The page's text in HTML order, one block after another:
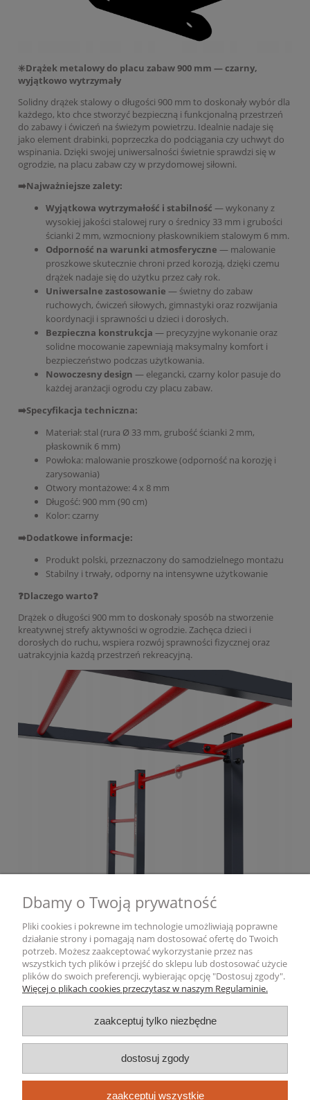
✳️Drążek metalowy do placu zabaw 900 mm — czarny,
wyjątkowo wytrzymały
Solidny drążek stalowy o długości 900 mm to doskonały wybór dla
każdego, kto chce stworzyć bezpieczną i funkcjonalną przestrzeń
do zabawy i ćwiczeń na świeżym powietrzu. Idealnie nadaje się
jako element drabinki, poprzeczka do podciągania czy uchwyt do
wspinania. Dzięki swojej uniwersalności świetnie sprawdzi się w
ogrodzie, na placu zabaw czy w przydomowej siłowni.
➡️Najważniejsze zalety:
Wyjątkowa wytrzymałość i stabilność — wykonany z
wysokiej jakości stalowej rury o średnicy 33 mm i grubości
ścianki 2 mm, wzmocniony płaskownikiem stalowym 6 mm.
Odporność na warunki atmosferyczne — malowanie
proszkowe skutecznie chroni przed korozją, dzięki czemu
drążek nadaje się do użytku przez cały rok.
Uniwersalne zastosowanie — świetny do zabaw
ruchowych, ćwiczeń siłowych, gimnastyki oraz rozwijania
koordynacji i sprawności u dzieci i dorosłych.
Bezpieczna konstrukcja — precyzyjne wykonanie oraz
solidne mocowanie zapewniają maksymalny komfort i
bezpieczeństwo podczas użytkowania.
Nowoczesny design — elegancki, czarny kolor pasuje do
każdej aranżacji ogrodu czy placu zabaw.
➡️Specyfikacja techniczna:
Materiał: stal (rura Ø 33 mm, grubość ścianki 2 mm,
płaskownik 6 mm)
Powłoka: malowanie proszkowe (odporność na korozję i
zarysowania)
Otwory montażowe: 4 x 8 mm
Długość: 900 mm (90 cm)
Kolor: czarny
➡️Dodatkowe informacje:
Produkt polski, przeznaczony do samodzielnego montażu
Stabilny i trwały, odporny na intensywne użytkowanie
❓Dlaczego warto❓
Drążek o długości 900 mm to doskonały sposób na stworzenie
kreatywnej strefy aktywności w ogrodzie. Zachęca dzieci i
dorosłych do ruchu, wspiera rozwój sprawności fizycznej oraz
uatrakcyjnia każdą przestrzeń rekreacyjną.
Pomoc
Dostawa i płatność
Moje konto
Gwarancja i zwroty
Dbamy o Twoją prywatność
Pliki cookies i pokrewne im technologie umożliwiają poprawne
działanie strony i pomagają nam dostosować ofertę do Twoich
potrzeb. Możesz zaakceptować wykorzystanie przez nas
wszystkich tych plików i przejść do sklepu lub dostosować użycie
plików do swoich preferencji, wybierając opcję "Dostosuj zgody".
Więcej o plikach cookies przeczytasz w naszym Regulaminie.
zaakceptuj tylko niezbędne
dostosuj zgody
zaakceptuj wszystkie